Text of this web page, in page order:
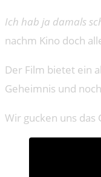
Ich hab ja damals
nachm Kino doch
Der Film bietet ein
Geheimnis und
Wir gucken uns das